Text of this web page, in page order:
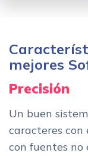
mejores
Precisión
Un buen
caracteres con
con fuentes no